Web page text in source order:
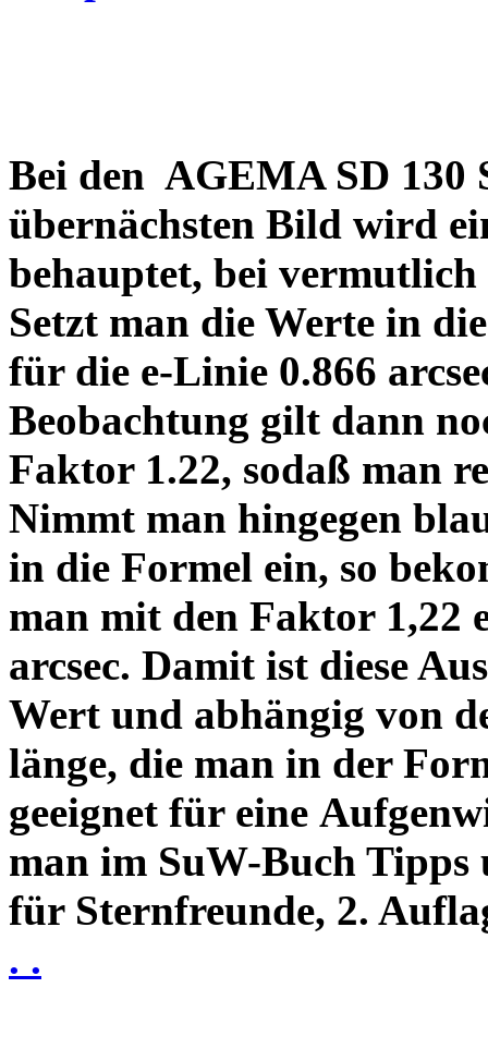
Bei den AGEMA SD 130
übernächsten Bild wird
behauptet, bei vermutlich
Setzt man die Werte in
für die e-Linie 0.866
Beobachtung gilt dann
Faktor 1.22, sodaß man
Nimmt man hingegen
in die Formel ein, so
man mit den Faktor 1,22
arcsec. Damit ist diese
Wert und abhängig von
länge, die man in der
geeignet für eine
man im SuW-Buch Tipps
für Sternfreunde, 2.
. .